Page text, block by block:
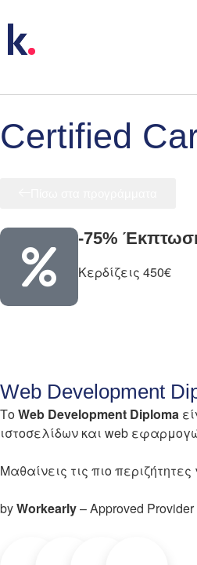
Certified
-75%
Κερδίζεις 450€
Web Development
ΤοWeb Development Diploma
ιστοσελίδων και web
Μαθαίνεις τις πιο
byWorkearly– Approved Provider